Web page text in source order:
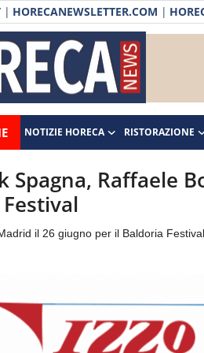
| HORECANEWSLETTER.COM |
NOTIZIE HORECA RISTORAZIONE
Spagna, Raffaele
il 26 giugno per il Baldoria